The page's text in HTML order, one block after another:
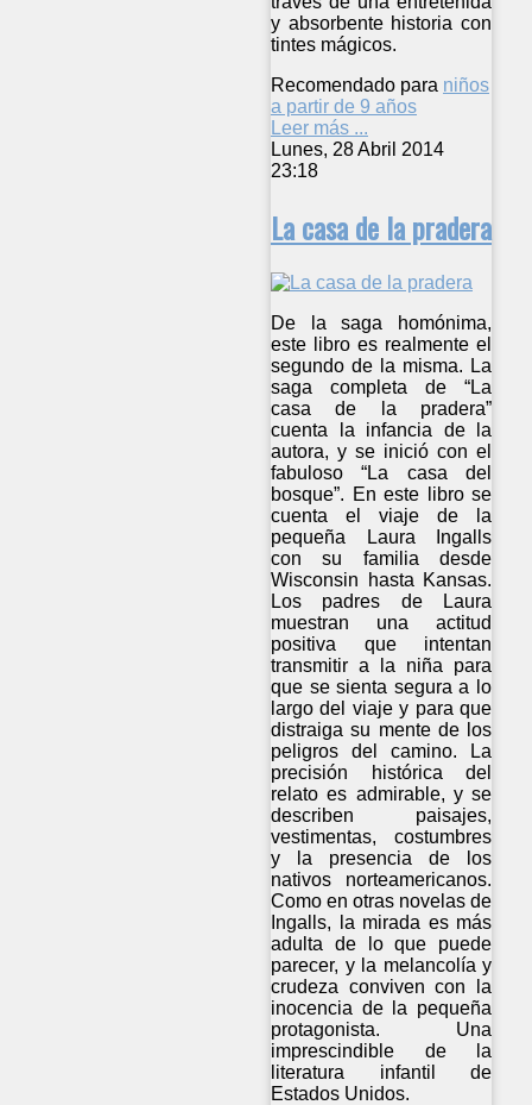
y absorbente historia con
tintes mágicos.
Recomendado para niños
a partir de 9 años
Leer más ...
Lunes, 28 Abril 2014
23:18
La casa de la pradera
De la saga homónima,
este libro es realmente el
segundo de la misma. La
saga completa de “La
casa de la pradera”
cuenta la infancia de la
autora, y se inició con el
fabuloso “La casa del
bosque”. En este libro se
cuenta el viaje de la
pequeña Laura Ingalls
con su familia desde
Wisconsin hasta Kansas.
Los padres de Laura
muestran una actitud
positiva que intentan
transmitir a la niña para
que se sienta segura a lo
largo del viaje y para que
distraiga su mente de los
peligros del camino. La
precisión histórica del
relato es admirable, y se
describen paisajes,
vestimentas, costumbres
y la presencia de los
nativos norteamericanos.
Como en otras novelas de
Ingalls, la mirada es más
adulta de lo que puede
parecer, y la melancolía y
crudeza conviven con la
inocencia de la pequeña
protagonista. Una
imprescindible de la
literatura infantil de
Estados Unidos.